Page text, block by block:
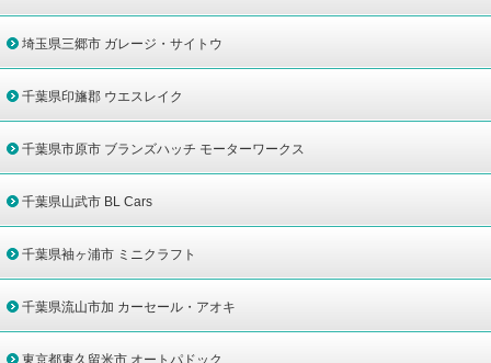
埼玉県三郷市 ガレージ・サイトウ
千葉県印旛郡 ウエスレイク
千葉県市原市 ブランズハッチ モーターワークス
千葉県山武市 BL Cars
千葉県袖ヶ浦市 ミニクラフト
千葉県流山市加 カーセール・アオキ
東京都東久留米市 オートパドック